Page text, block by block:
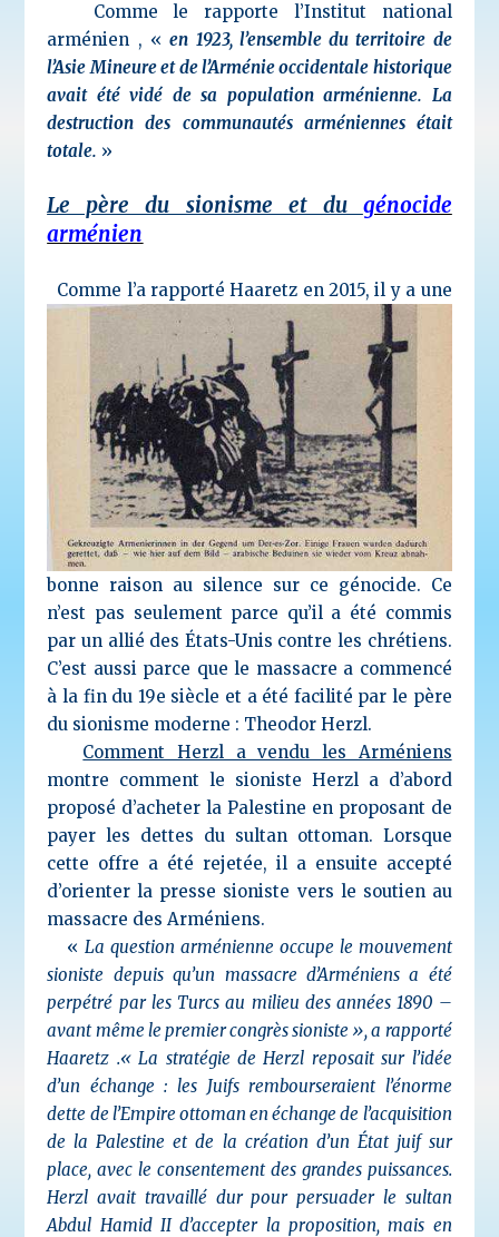
Comme le rapporte l’Institut national
arménien , «en 1923, l’ensemble du territoire de
l’Asie Mineure et de l’Arménie occidentale historique
avait été vidé de sa population arménienne. La
destruction des communautés arméniennes était
totale. »
Le père du sionisme et du génocide
arménien
Comme l’a rapporté Haaretz en 2015, il y a une
bonne raison au silence sur ce génocide. Ce
n’est pas seulement parce qu’il a été commis
par un allié des États-Unis contre les chrétiens.
C’est aussi parce que le massacre a commencé
à la fin du 19e siècle et a été facilité par le père
du sionisme moderne : Theodor Herzl.
Comment Herzl a vendu les Arméniens
montre comment le sioniste Herzl a d’abord
proposé d’acheter la Palestine en proposant de
payer les dettes du sultan ottoman. Lorsque
cette offre a été rejetée, il a ensuite accepté
d’orienter la presse sioniste vers le soutien au
massacre des Arméniens.
«La question arménienne occupe le mouvement
sioniste depuis qu’un massacre d’Arméniens a été
perpétré par les Turcs au milieu des années 1890 –
avant même le premier congrès sioniste », a rapporté
Haaretz .« La stratégie de Herzl reposait sur l’idée
d’un échange : les Juifs rembourseraient l’énorme
dette de l’Empire ottoman en échange de l’acquisition
de la Palestine et de la création d’un État juif sur
place, avec le consentement des grandes puissances.
Herzl avait travaillé dur pour persuader le sultan
Abdul Hamid II d’accepter la proposition, mais en